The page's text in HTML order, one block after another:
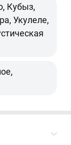
Кубыз,
Укулеле,